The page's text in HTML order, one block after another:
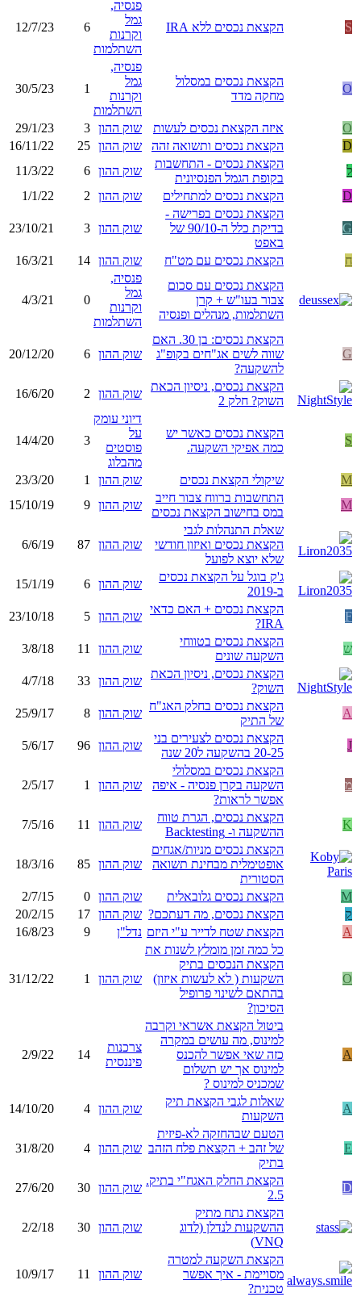
S הקצאת נכסים ללא IRA
פנסיה,
גמל
וקרנות
השתלמות
6
12/7/23
O
הקצאת נכסים במסלול
מחקה מדד
פנסיה,
גמל
וקרנות
השתלמות
1
30/5/23
O איזה הקצאת נכסים לעשות שוק ההון 3
29/1/23
D
הקצאת נכסים ותשואה זהה שוק ההון 25
16/11/22
ל
הקצאת נכסים - התחשבות
בקופת הגמל הפנסיונית
שוק ההון 6
11/3/22
D
הקצאת נכסים למתחילים שוק ההון 2
1/1/22
G
הקצאת נכסים בפרישה -
בדיקת כלל ה-90/10 של
באפט
שוק ההון 3
23/10/21
ח הקצאת נכסים עם מט"ח שוק ההון 14
16/3/21
הקצאת נכסים עם סכום
צבור בעו"ש + קרן
השתלמות, מנהלים ופנסיה
פנסיה,
גמל
וקרנות
השתלמות
0
4/3/21
G
הקצאת נכסים: בן 30. האם
שווה לשים אג"חים בקופ"ג
להשקעה?
שוק ההון 6
20/12/20
הקצאת נכסים, ניסיון הכאת
השוק? חלק 2
שוק ההון 2
16/6/20
S
הקצאת נכסים כאשר יש
כמה אפיקי השקעה.
דיוני עומק
על
פוסטים
מהבלוג
3
14/4/20
M שיקולי הקצאת נכסים שוק ההון 1
23/3/20
M
התחשבות ברווח צבור חייב
במס בחישוב הקצאת נכסים
שוק ההון 9
15/10/19
שאלת התנהלות לגבי
הקצאת נכסים ואיזון חודשי
שלא יוצא לפועל
שוק ההון 87
6/6/19
ג'ק בוגל על הקצאת נכסים
ב-2019
שוק ההון 6
15/1/19
F
הקצאת נכסים + האם כדאי
IRA?
שוק ההון 5
23/10/18
ש
הקצאת נכסים בטווחי
השקעה שונים
שוק ההון 11
3/8/18
הקצאת נכסים, ניסיון הכאת
השוק?
שוק ההון 33
4/7/18
A
הקצאת נכסים בחלק האג"ח
של התיק
שוק ההון 8
25/9/17
J
הקצאת נכסים לצעירים בני
20-25 בהשקעה ל20 שנה
שוק ההון 96
5/6/17
מ
הקצאת נכסים במסלולי
השקעה בקרן פנסיה - איפה
אפשר לראות?
שוק ההון 1
2/5/17
K
הקצאת נכסים, הגרת טווח
ההשקעה ו- Backtesting
שוק ההון 11
7/5/16
הקצאת נכסים מניות/אגחים
אופטימלית מבחינת תשואה
הסטורית
שוק ההון 85
18/3/16
M הקצאת נכסים גלובאלית שוק ההון 0
2/7/15
ק
הקצאת נכסים, מה דעתכם? שוק ההון 17
20/2/15
A
הקצאת שטח לדייר ע"י היזם נדל"ן 9
16/8/23
O
כל כמה זמן מומלץ לשנות את
הקצאת הנכסים בתיק
השקעות ( לא לעשות איזון)
בהתאם לשינוי פרופיל
הסיכון?
שוק ההון 1
31/12/22
A
ביטול הקצאת אשראי וקרבה
למינוס, מה עושים במקרה
כזה שאי אפשר להכנס
למינוס אך יש תשלום
שמכניס למינוס ?
צרכנות
פיננסית
14
2/9/22
A
שאלות לגבי הקצאת תיק
השקעות
שוק ההון 4
14/10/20
E
הטעם שבהחזקה לא-פיזית
של זהב + הקצאת פלח הזהב
בתיק
שוק ההון 4
31/8/20
D
הקצאת החלק האגח"י בתיק.
2.5
שוק ההון 30
27/6/20
הקצאת נתח מתיק
ההשקעות לנדלן (לדוג
VNQ)
שוק ההון 30
2/2/18
הקצאת השקעה למטרה
מסויימת - איך אפשר
טכנית?
שוק ההון 11
10/9/17